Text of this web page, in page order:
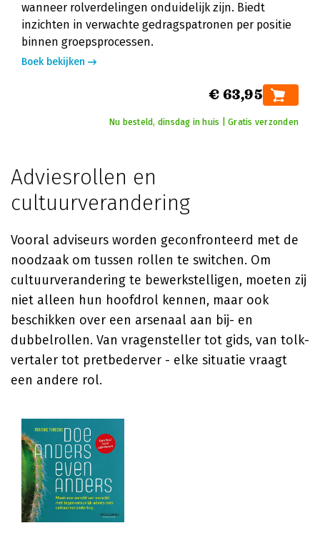
wanneer rolverdelingen onduidelijk zijn. Biedt
inzichten in verwachte gedragspatronen per positie
binnen groepsprocessen.
Boek bekijken
€ 63,95
Nu besteld, dinsdag in huis | Gratis verzonden
Adviesrollen en
cultuurverandering
Vooral adviseurs worden geconfronteerd met de
noodzaak om tussen rollen te switchen. Om
cultuurverandering te bewerkstelligen, moeten zij
niet alleen hun hoofdrol kennen, maar ook
beschikken over een arsenaal aan bij- en
dubbelrollen. Van vragensteller tot gids, van tolk-
vertaler tot pretbederver - elke situatie vraagt
een andere rol.